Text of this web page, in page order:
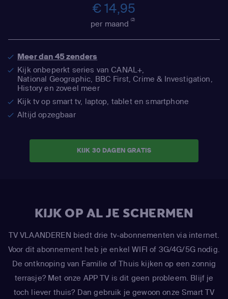
€ 14,95
per maand(2)
Meer dan 45 zenders
Kijk onbeperkt series van CANAL+,
National Geographic, BBC First, Crime & Investigation,
History en zoveel meer
Kijk tv op smart tv, laptop, tablet en smartphone
Altijd opzegbaar
KIJK 30 DAGEN GRATIS
KIJK OP AL JE SCHERMEN
TV VLAANDEREN biedt drie tv-abonnementen via internet.
Voor dit abonnement heb je enkel WIFI of 3G/4G/5G nodig.
De ontknoping van Familie of Thuis kijken op een zonnig
terrasje? Met onze APP TV is dit geen probleem. Blijf je
toch liever thuis? Dan gebruik je gewoon onze Smart TV